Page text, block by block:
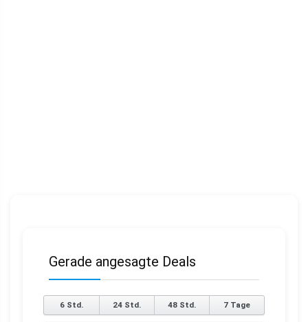
Gerade angesagte Deals
6 Std. 24 Std. 48 Std. 7 Tage